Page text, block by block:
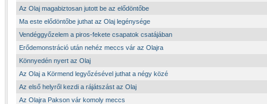
Az Olaj magabiztosan jutott be az elődöntőbe
Ma este elődöntőbe juthat az Olaj legénysége
Vendéggyőzelem a piros-fekete csapatok csatájában
Erődemonstráció után nehéz meccs vár az Olajra
Könnyedén nyert az Olaj
Az Olaj a Körmend legyőzésével juthat a négy közé
Az első helyről kezdi a rájátszást az Olaj
Az Olajra Pakson vár komoly meccs